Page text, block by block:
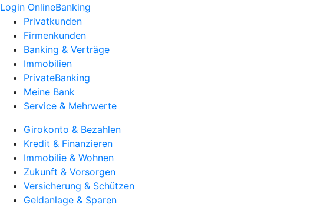
Login OnlineBanking
Privatkunden
Firmenkunden
Banking & Verträge
Immobilien
PrivateBanking
Meine Bank
Service & Mehrwerte
Girokonto & Bezahlen
Kredit & Finanzieren
Immobilie & Wohnen
Zukunft & Vorsorgen
Versicherung & Schützen
Geldanlage & Sparen